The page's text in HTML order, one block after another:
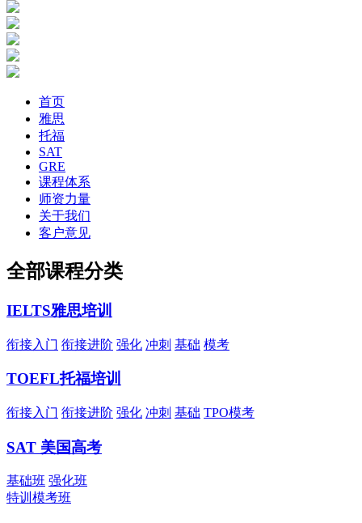
首页
雅思
托福
SAT
GRE
课程体系
师资力量
关于我们
客户意见
全部课程分类
IELTS雅思培训
衔接入门 衔接进阶 强化 冲刺 基础 模考
TOEFL托福培训
衔接入门 衔接进阶 强化 冲刺 基础 TPO模考
SAT 美国高考
基础班 强化班
特训模考班
您当前的位置：
2023托福网考考试时
2023年用于英国签证
期、准考证打印日期…
2023年雅思考试报名
绩单寄送日期
2022年雅思和用于英
期
雅思机考2022年将覆
雅思 / 托福 / SAT